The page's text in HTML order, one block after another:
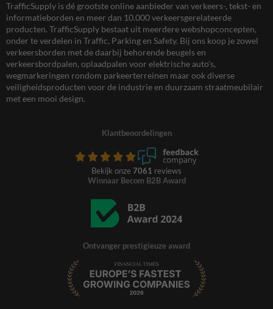
TrafficSupply is dé grootste online aanbieder van verkeers-, tekst- en
informatieborden en meer dan 10.000 verkeersgerelateerde
producten. TrafficSupply bestaat uit meerdere webshopconcepten,
onder te verdelen in Traffic, Parking en Safety. Bij ons koop je zowel
verkeersborden met de daarbij behorende beugels en
verkeersbordpalen, oplaadpalen voor elektrische auto’s,
wegmarkeringen rondom parkeerterreinen maar ook diverse
veiligheidsproducten voor de industrie en duurzaam straatmeubilair
met een mooi design.
Klantbeoordelingen
Bekijk onze 7061 reviews
Winnaar Becom B2B Award
Ontvanger prestigieuze award